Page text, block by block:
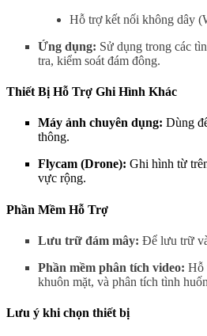
Hỗ trợ kết nối không dây
Ứng dụng: Sử dụng trong các
tra, kiểm soát đám đông.
Thiết Bị Hỗ Trợ Ghi Hình Khác
Máy ảnh chuyên dụng: Dùng
thông.
Flycam (Drone): Ghi hình từ
vực rộng.
Phần Mềm Hỗ Trợ
Lưu trữ đám mây: Để lưu trữ
Phần mềm phân tích video: Hỗ
khuôn mặt, và phân tích tình
Lưu ý khi chọn thiết bị